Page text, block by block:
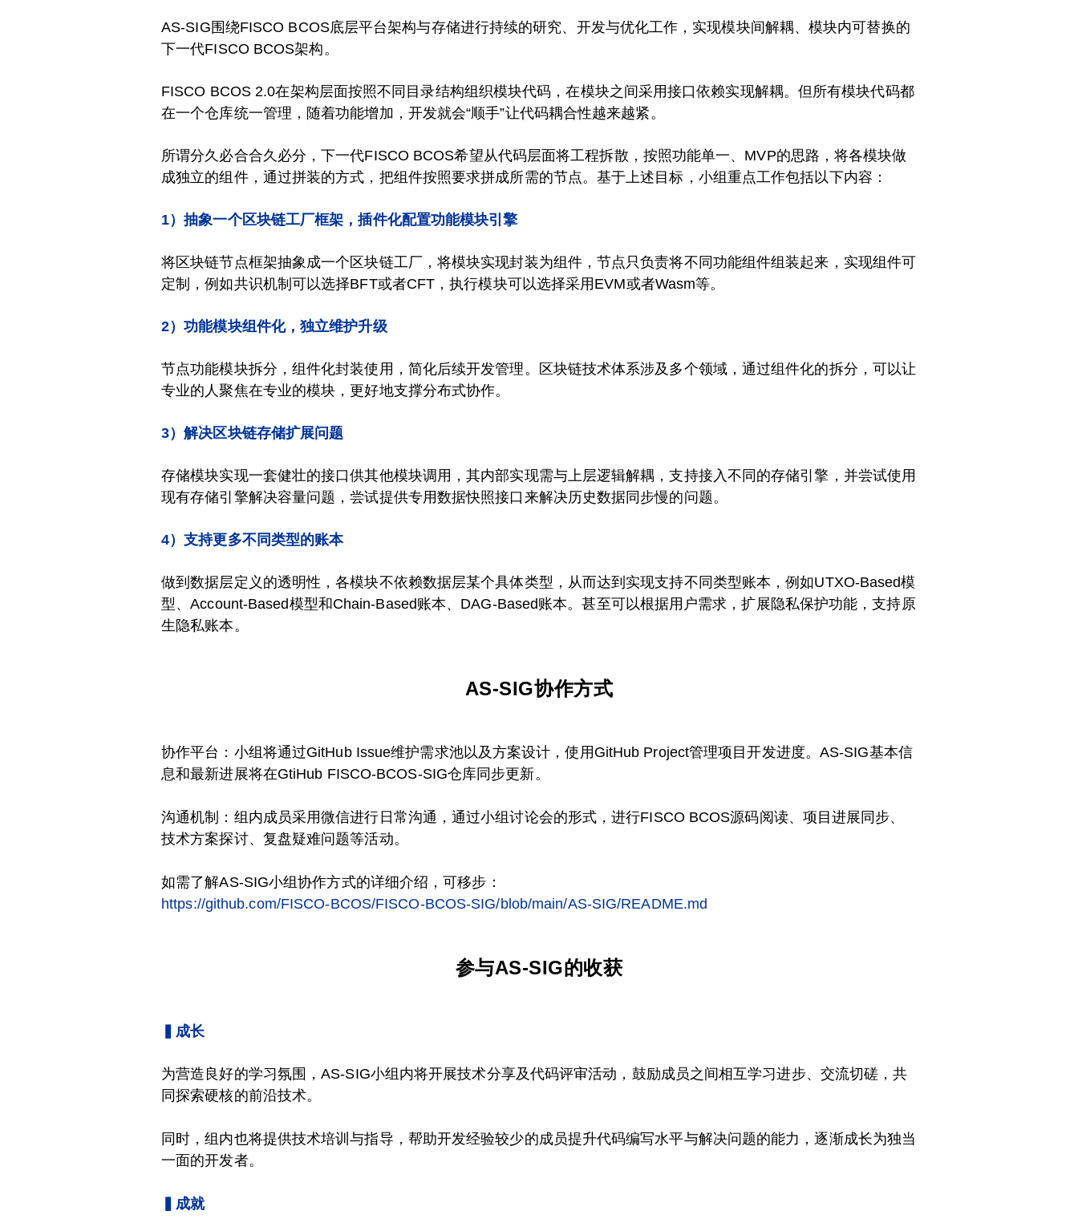
AS-SIG围绕FISCO BCOS底层平台架构与存储进行持续的研究、开发与优化工作，实现模块间解耦、模块内可替换的
下一代FISCO BCOS架构。
FISCO BCOS 2.0在架构层面按照不同目录结构组织模块代码，在模块之间采用接口依赖实现解耦。但所有模块代码都
在一个仓库统一管理，随着功能增加，开发就会“顺手”让代码耦合性越来越紧。
所谓分久必合合久必分，下一代FISCO BCOS希望从代码层面将工程拆散，按照功能单一、MVP的思路，将各模块做
成独立的组件，通过拼装的方式，把组件按照要求拼成所需的节点。基于上述目标，小组重点工作包括以下内容：
1）抽象一个区块链工厂框架，插件化配置功能模块引擎
将区块链节点框架抽象成一个区块链工厂，将模块实现封装为组件，节点只负责将不同功能组件组装起来，实现组件可
定制，例如共识机制可以选择BFT或者CFT，执行模块可以选择采用EVM或者Wasm等。
2）功能模块组件化，独立维护升级
节点功能模块拆分，组件化封装使用，简化后续开发管理。区块链技术体系涉及多个领域，通过组件化的拆分，可以让
专业的人聚焦在专业的模块，更好地支撑分布式协作。
3）解决区块链存储扩展问题
存储模块实现一套健壮的接口供其他模块调用，其内部实现需与上层逻辑解耦，支持接入不同的存储引擎，并尝试使用
现有存储引擎解决容量问题，尝试提供专用数据快照接口来解决历史数据同步慢的问题。
4）支持更多不同类型的账本
做到数据层定义的透明性，各模块不依赖数据层某个具体类型，从而达到实现支持不同类型账本，例如UTXO-Based模
型、Account-Based模型和Chain-Based账本、DAG-Based账本。甚至可以根据用户需求，扩展隐私保护功能，支持原
生隐私账本。
AS-SIG协作方式
协作平台 ：小组将通过GitHub Issue维护需求池以及方案设计，使用GitHub Project管理项目开发进度。AS-SIG基本信
息和最新进展将在GtiHub FISCO-BCOS-SIG仓库同步更新。
沟通机制
：组内成员采用微信进行日常沟通，通过小组讨论会的形式，进行FISCO BCOS源码阅读、项目进展同步、
技术方案探讨、复盘疑难问题等活动。
如需了解AS-SIG小组协作方式的详细介绍，可移步：
https://github.com/FISCO-BCOS/FISCO-BCOS-SIG/blob/main/AS-SIG/README.md
参与AS-SIG的收获
▍成长
为营造良好的学习氛围，AS-SIG小组内将开展技术分享及代码评审活动，鼓励成员之间相互学习进步、交流切磋，共
同探索硬核的前沿技术。
同时，组内也将提供技术培训与指导，帮助开发经验较少的成员提升代码编写水平与解决问题的能力，逐渐成长为独当
一面的开发者。
▍成就